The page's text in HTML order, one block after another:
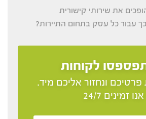
את שירותי קישורית
עבור כל עסק בתחום התיירות?
לקוחות
ונחזור אליכם מיד.
אנו זמינים 24/7